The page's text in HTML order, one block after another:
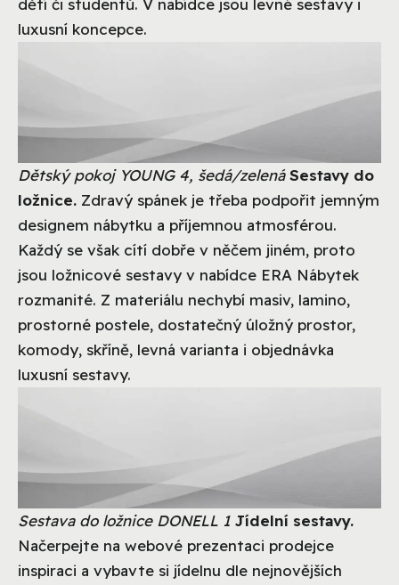
dětí či studentů. V nabídce jsou levné sestavy i
luxusní koncepce.
Dětský pokoj YOUNG 4, šedá/zelená Sestavy do
ložnice. Zdravý spánek je třeba podpořit jemným
designem nábytku a příjemnou atmosférou.
Každý se však cítí dobře v něčem jiném, proto
jsou ložnicové sestavy v nabídce ERA Nábytek
rozmanité. Z materiálu nechybí masiv, lamino,
prostorné postele, dostatečný úložný prostor,
komody, skříně, levná varianta i objednávka
luxusní sestavy.
Sestava do ložnice DONELL 1 Jídelní sestavy.
Načerpejte na webové prezentaci prodejce
inspiraci a vybavte si jídelnu dle nejnovějších